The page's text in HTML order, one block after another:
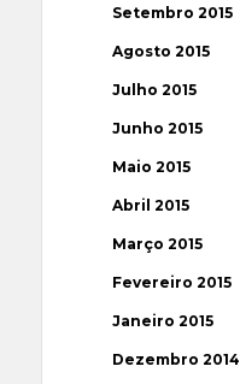
Setembro 2015
Agosto 2015
Julho 2015
Junho 2015
Maio 2015
Abril 2015
Março 2015
Fevereiro 2015
Janeiro 2015
Dezembro 2014